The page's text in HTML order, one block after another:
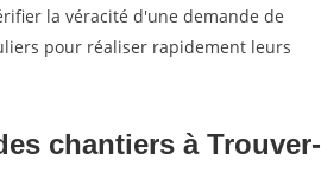
la véracité d'une demande de
pour réaliser rapidement leurs
chantiers à Trouver-